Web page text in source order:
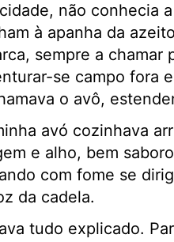
não conhecia
à apanha da
sempre a chamar
se campo fora
o avô,
avó cozinhava
e alho, bem
com fome se
da cadela.
tudo explicado.